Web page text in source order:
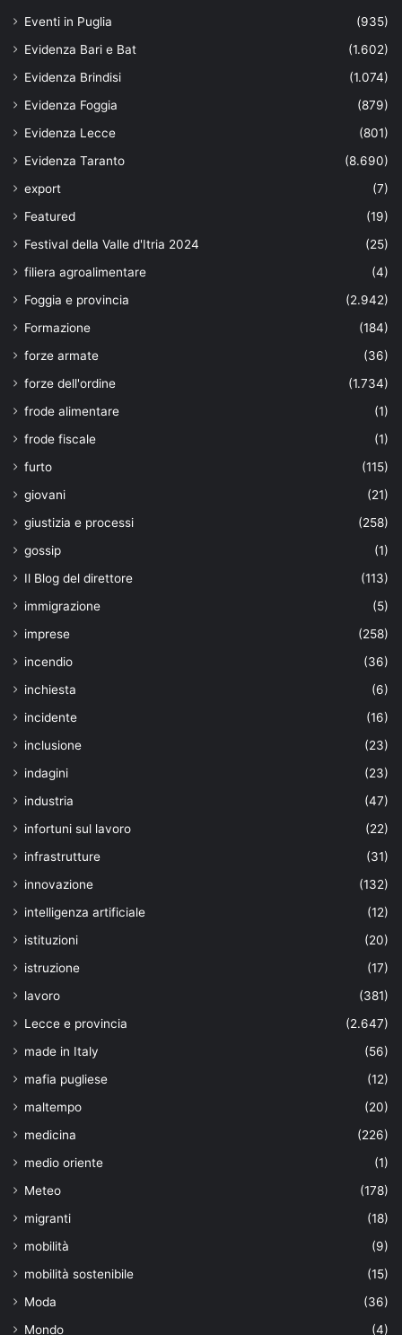
Eventi in Puglia
(935)
Evidenza Bari e Bat
(1.602)
Evidenza Brindisi
(1.074)
Evidenza Foggia
(879)
Evidenza Lecce
(801)
Evidenza Taranto
(8.690)
export
(7)
Featured
(19)
Festival della Valle d'Itria 2024
(25)
filiera agroalimentare
(4)
Foggia e provincia
(2.942)
Formazione
(184)
forze armate
(36)
forze dell'ordine
(1.734)
frode alimentare
(1)
frode fiscale
(1)
furto
(115)
giovani
(21)
giustizia e processi
(258)
gossip
(1)
Il Blog del direttore
(113)
immigrazione
(5)
imprese
(258)
incendio
(36)
inchiesta
(6)
incidente
(16)
inclusione
(23)
indagini
(23)
industria
(47)
infortuni sul lavoro
(22)
infrastrutture
(31)
innovazione
(132)
intelligenza artificiale
(12)
istituzioni
(20)
istruzione
(17)
lavoro
(381)
Lecce e provincia
(2.647)
made in Italy
(56)
mafia pugliese
(12)
maltempo
(20)
medicina
(226)
medio oriente
(1)
Meteo
(178)
migranti
(18)
mobilità
(9)
mobilità sostenibile
(15)
Moda
(36)
Mondo
(4)